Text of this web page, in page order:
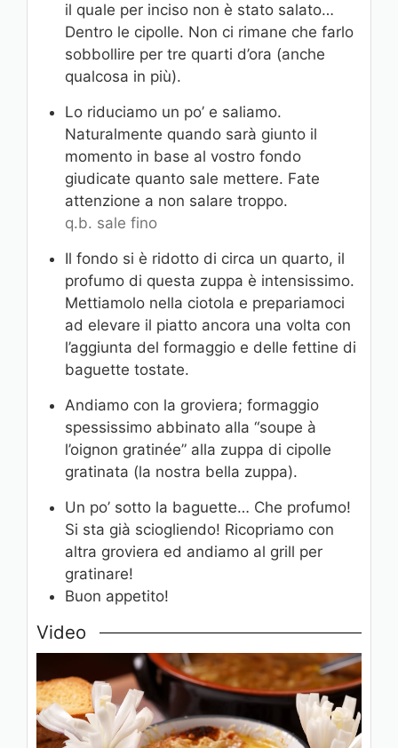
il quale per inciso non è stato salato…
Dentro le cipolle. Non ci rimane che farlo
sobbollire per tre quarti d’ora (anche
qualcosa in più).
Lo riduciamo un po’ e saliamo.
Naturalmente quando sarà giunto il
momento in base al vostro fondo
giudicate quanto sale mettere. Fate
attenzione a non salare troppo.
q.b. sale fino
Il fondo si è ridotto di circa un quarto, il
profumo di questa zuppa è intensissimo.
Mettiamolo nella ciotola e prepariamoci
ad elevare il piatto ancora una volta con
l’aggiunta del formaggio e delle fettine di
baguette tostate.
Andiamo con la groviera; formaggio
spessissimo abbinato alla “soupe à
l’oignon gratinée” alla zuppa di cipolle
gratinata (la nostra bella zuppa).
Un po’ sotto la baguette… Che profumo!
Si sta già sciogliendo! Ricopriamo con
altra groviera ed andiamo al grill per
gratinare!
Buon appetito!
Video